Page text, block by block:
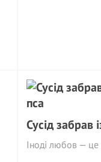
Сусід забрав
Іноді любов — це